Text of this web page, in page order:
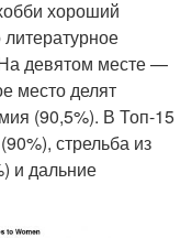
хороший
девятом месте —
место делят
(90,5%). В Топ-15
стрельба из
и дальние